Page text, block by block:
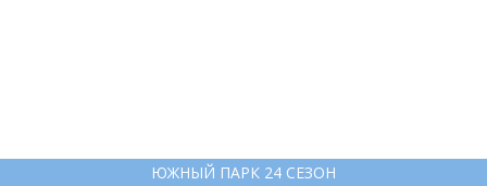
ЮЖНЫЙ ПАРК 24 СЕЗОН